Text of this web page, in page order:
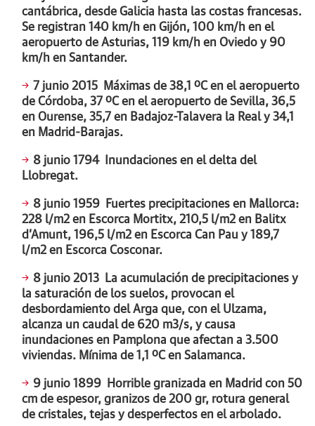
cantábrica, desde Galicia hasta las costas francesas.
Se registran 140 km/h en Gijón, 100 km/h en el
aeropuerto de Asturias, 119 km/h en Oviedo y 90
km/h en Santander.
7 junio 2015
Máximas de 38,1 ºC en el aeropuerto
de Córdoba, 37 ºC en el aeropuerto de Sevilla, 36,5
en Ourense, 35,7 en Badajoz-Talavera la Real y 34,1
en Madrid-Barajas.
8 junio 1794
Inundaciones en el delta del
Llobregat.
8 junio 1959
Fuertes precipitaciones en Mallorca:
228 l/m2 en Escorca Mortitx, 210,5 l/m2 en Balitx
d’Amunt, 196,5 l/m2 en Escorca Can Pau y 189,7
l/m2 en Escorca Cosconar.
8 junio 2013
La acumulación de precipitaciones y
la saturación de los suelos, provocan el
desbordamiento del Arga que, con el Ulzama,
alcanza un caudal de 620 m3/s, y causa
inundaciones en Pamplona que afectan a 3.500
viviendas. Mínima de 1,1 ºC en Salamanca.
9 junio 1899
Horrible granizada en Madrid con 50
cm de espesor, granizos de 200 gr, rotura general
de cristales, tejas y desperfectos en el arbolado.